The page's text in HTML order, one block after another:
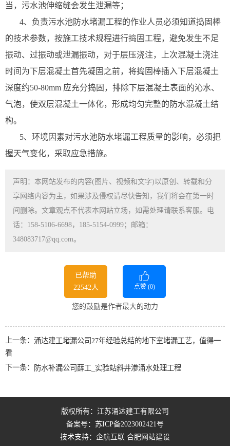
当，污水池伸缩缝会发生泄漏等；
4、负责污水池防水堵漏工程的作业人员必须知道捣固棒
的技术参数，按施工技术规程进行捣固工程，避免发生不足
振动、过振动或泄漏振动，对于层压浇注，上次混凝土浇注
时间为下层混凝土首先凝固之前，将捣固棒插入下层混凝土
深度约50-80mm 应充分捣固，排除下层混凝土表面的沁水、
气泡，使双层混凝土一体化，形成均匀完整的防水混凝土结
构。
5、环境因素对污水池防水堵漏工程质量的影响，必须把
握天气变化，采取应急措施。
声明：本网站发布的内容(图片、视频和文字)以原创、转载和分
享网络内容为主，如果涉及侵权请尽快告知，我们将会在第一时
间删除。文章观点不代表本网站立场，如需处理请联系客服。电
话：158-5106-6698，185-5154-0999；邮箱：
348083717@qq.com。
已帮助
22542人
点赞 (0)
您的鼓励是作者最大的动力
上一条： 涌达建工堵漏公司27年经验总结的地下室堵漏工艺，值得一
看
下一条：
防水补漏公司薛工_实验站斜井渗涌水处理工程
版权所有：江苏涌达建工有限公司
备案号： 苏ICP备2023002421号
技术支持：企航互联 合肥网站建设